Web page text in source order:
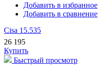
Добавить в избранное
Добавить в сравнение
Cisa 15.535
26 195
Купить
Быстрый просмотр